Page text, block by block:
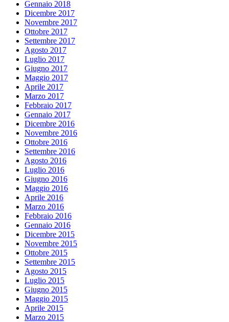
Gennaio 2018
Dicembre 2017
Novembre 2017
Ottobre 2017
Settembre 2017
Agosto 2017
Luglio 2017
Giugno 2017
Maggio 2017
Aprile 2017
Marzo 2017
Febbraio 2017
Gennaio 2017
Dicembre 2016
Novembre 2016
Ottobre 2016
Settembre 2016
Agosto 2016
Luglio 2016
Giugno 2016
Maggio 2016
Aprile 2016
Marzo 2016
Febbraio 2016
Gennaio 2016
Dicembre 2015
Novembre 2015
Ottobre 2015
Settembre 2015
Agosto 2015
Luglio 2015
Giugno 2015
Maggio 2015
Aprile 2015
Marzo 2015